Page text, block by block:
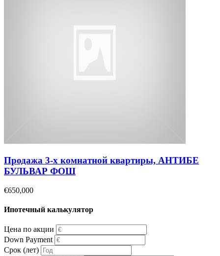
Продажа 3-х комнатной квартиры, АНТИБЕ
БУЛЬВАР ФОШ
€650,000
Ипотечный калькулятор
Цена по акции
Down Payment
Срок (лет)